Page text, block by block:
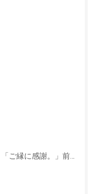
【無事にお引渡し完了】「ご縁に感謝。」前回ご紹介した中古一戸建てのお引渡しが終了しました